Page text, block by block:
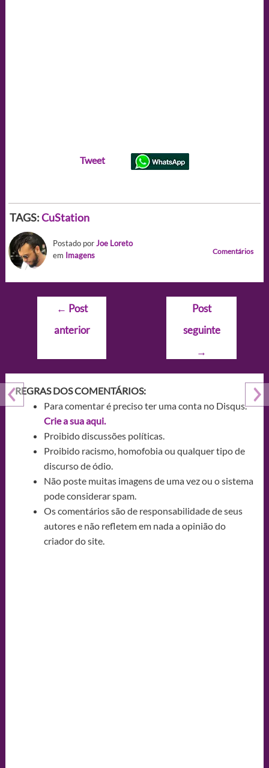
Tweet
TAGS:CuStation
Postado porJoe Loreto
em Imagens Comentários
Navegação
Post
← Post
anterior
Post
seguinte
→
REGRAS DOS COMENTÁRIOS:
Para comentar é preciso ter uma conta no Disqus.
Crie a sua aqui.
Proibido discussões políticas.
Proibido racismo, homofobia ou qualquer tipo de
discurso de ódio.
Não poste muitas imagens de uma vez ou o sistema
pode considerar spam.
Os comentários são de responsabilidade de seus
autores e não refletem em nada a opinião do
criador do site.